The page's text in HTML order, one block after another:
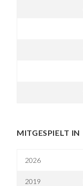
MITGESPIELT IN
2026
2019